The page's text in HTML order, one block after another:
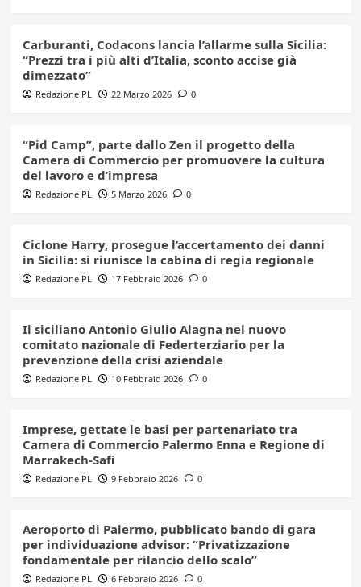
Carburanti, Codacons lancia l’allarme sulla Sicilia:
“Prezzi tra i più alti d’Italia, sconto accise già
dimezzato”
Redazione PL 22 Marzo 2026 0
“Pid Camp”, parte dallo Zen il progetto della
Camera di Commercio per promuovere la cultura
del lavoro e d’impresa
Redazione PL 5 Marzo 2026 0
Ciclone Harry, prosegue l’accertamento dei danni
in Sicilia: si riunisce la cabina di regia regionale
Redazione PL 17 Febbraio 2026 0
Il siciliano Antonio Giulio Alagna nel nuovo
comitato nazionale di Federterziario per la
prevenzione della crisi aziendale
Redazione PL 10 Febbraio 2026 0
Imprese, gettate le basi per partenariato tra
Camera di Commercio Palermo Enna e Regione di
Marrakech-Safi
Redazione PL 9 Febbraio 2026 0
Aeroporto di Palermo, pubblicato bando di gara
per individuazione advisor: “Privatizzazione
fondamentale per rilancio dello scalo”
Redazione PL 6 Febbraio 2026 0